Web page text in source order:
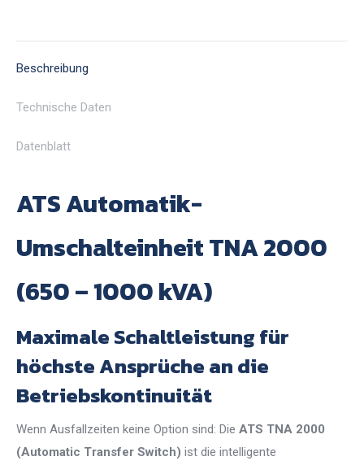
Beschreibung
Technische Daten
Datenblatt
ATS Automatik-
Umschalteinheit TNA 2000
(650 – 1000 kVA)
Maximale Schaltleistung für
höchste Ansprüche an die
Betriebskontinuität
Wenn Ausfallzeiten keine Option sind: Die ATS TNA 2000
(Automatic Transfer Switch) ist die intelligente